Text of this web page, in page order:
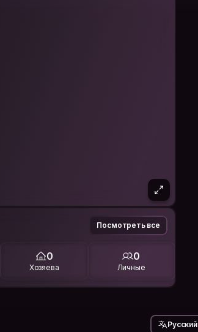
Посмотреть все
0
Хозяева
0
Личные
Русский